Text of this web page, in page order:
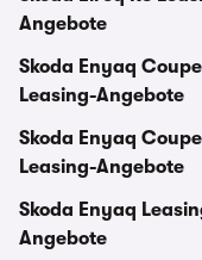
Angebote
Skoda Enyaq Coupe
Leasing-Angebote
Skoda Enyaq Coupe
Leasing-Angebote
Skoda Enyaq
Angebote